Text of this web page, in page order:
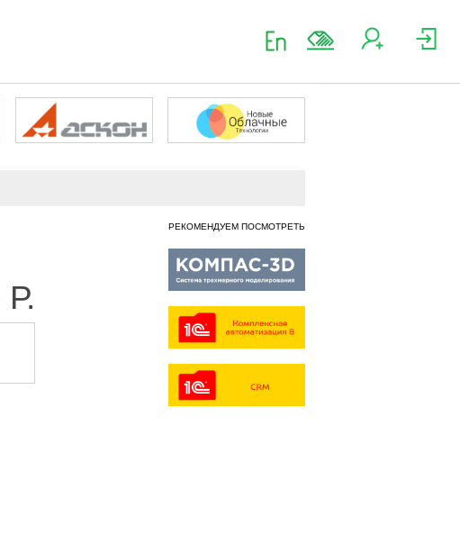
Р.
РЕКОМЕНДУЕМ ПОСМОТРЕТЬ